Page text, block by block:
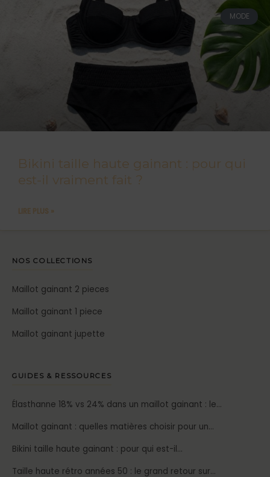
MODE
Bikini taille haute gainant : pour qui
est-il vraiment fait ?
LIRE PLUS »
NOS COLLECTIONS
Maillot gainant 2 pieces
Maillot gainant 1 piece
Maillot gainant jupette
GUIDES & RESSOURCES
Élasthanne 18% vs 24% dans un maillot gainant : le…
Maillot gainant : quelles matières choisir pour un…
Bikini taille haute gainant : pour qui est-il…
Taille haute rétro années 50 : le grand retour sur…